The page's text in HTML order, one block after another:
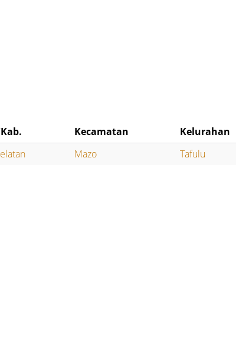
Kecamatan
Kelurahan
Mazo Tafulu